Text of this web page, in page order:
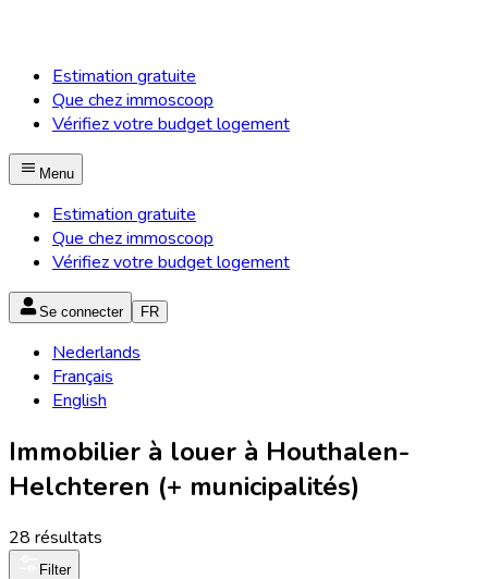
Estimation gratuite
Que chez immoscoop
Vérifiez votre budget logement
Menu
Estimation gratuite
Que chez immoscoop
Vérifiez votre budget logement
Se connecter FR
Nederlands
Français
English
Immobilier à louer à Houthalen-
Helchteren (+ municipalités)
28 résultats
Filter